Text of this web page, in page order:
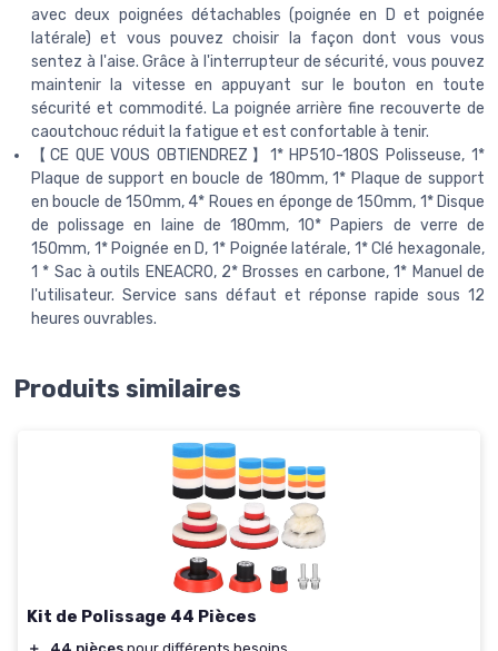
avec deux poignées détachables (poignée en D et poignée
latérale) et vous pouvez choisir la façon dont vous vous
sentez à l'aise. Grâce à l'interrupteur de sécurité, vous pouvez
maintenir la vitesse en appuyant sur le bouton en toute
sécurité et commodité. La poignée arrière fine recouverte de
caoutchouc réduit la fatigue et est confortable à tenir.
【CE QUE VOUS OBTIENDREZ】1* HP510-180S Polisseuse, 1*
Plaque de support en boucle de 180mm, 1* Plaque de support
en boucle de 150mm, 4* Roues en éponge de 150mm, 1* Disque
de polissage en laine de 180mm, 10* Papiers de verre de
150mm, 1* Poignée en D, 1* Poignée latérale, 1* Clé hexagonale,
1 * Sac à outils ENEACRO, 2* Brosses en carbone, 1* Manuel de
l'utilisateur. Service sans défaut et réponse rapide sous 12
heures ouvrables.
Produits similaires
Kit de Polissage 44 Pièces